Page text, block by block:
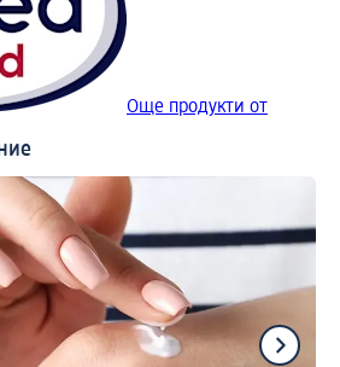
Още продукти от